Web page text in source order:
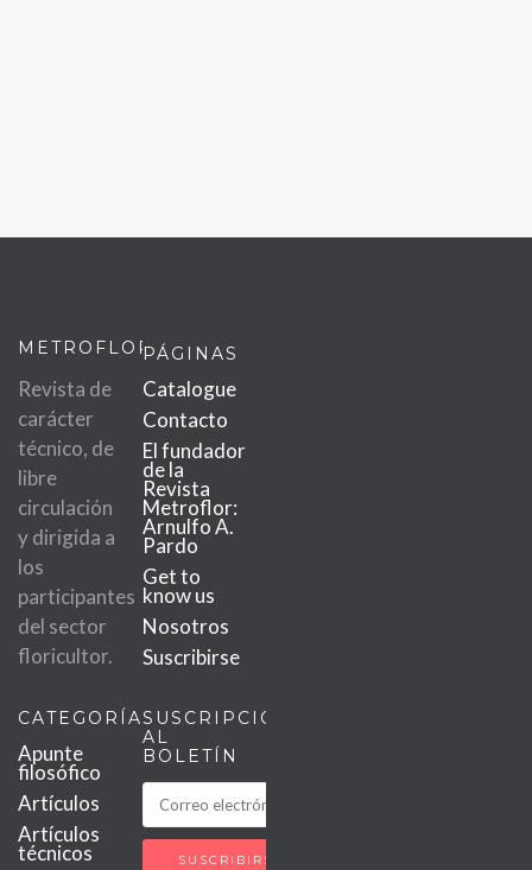
METROFLOR
Revista de
carácter
técnico, de
libre
circulación
y dirigida a
los
participantes
del sector
floricultor.
PÁGINAS
Catalogue
Contacto
El fundador
de la
Revista
Metroflor:
Arnulfo A.
Pardo
Get to
know us
Nosotros
Suscribirse
CATEGORÍAS
Apunte
filosófico
Artículos
Artículos
técnicos
SUSCRIPCIÓN
AL
BOLETÍN